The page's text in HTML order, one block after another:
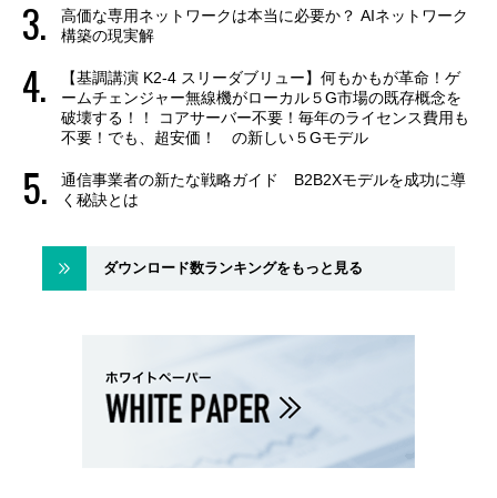
高価な専用ネットワークは本当に必要か？ AIネットワーク
構築の現実解
【基調講演 K2-4 スリーダブリュー】何もかもが革命！ゲ
ームチェンジャー無線機がローカル５G市場の既存概念を
破壊する！！ コアサーバー不要！毎年のライセンス費用も
不要！でも、超安価！ の新しい５Gモデル
通信事業者の新たな戦略ガイド B2B2Xモデルを成功に導
く秘訣とは
ダウンロード数ランキングをもっと見る